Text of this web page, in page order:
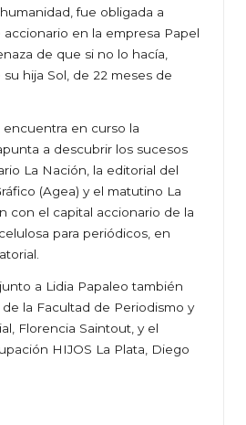
fue obligada a
en la empresa Papel
de que si no lo hacía,
hija Sol, de 22 meses de
en curso la
a descubrir los sucesos
La Nación, la editorial del
(Agea) y el matutino La
con el capital accionario de la
para periódicos, en
a Lidia Papaleo también
la Facultad de Periodismo y
Florencia Saintout, y el
HIJOS La Plata, Diego